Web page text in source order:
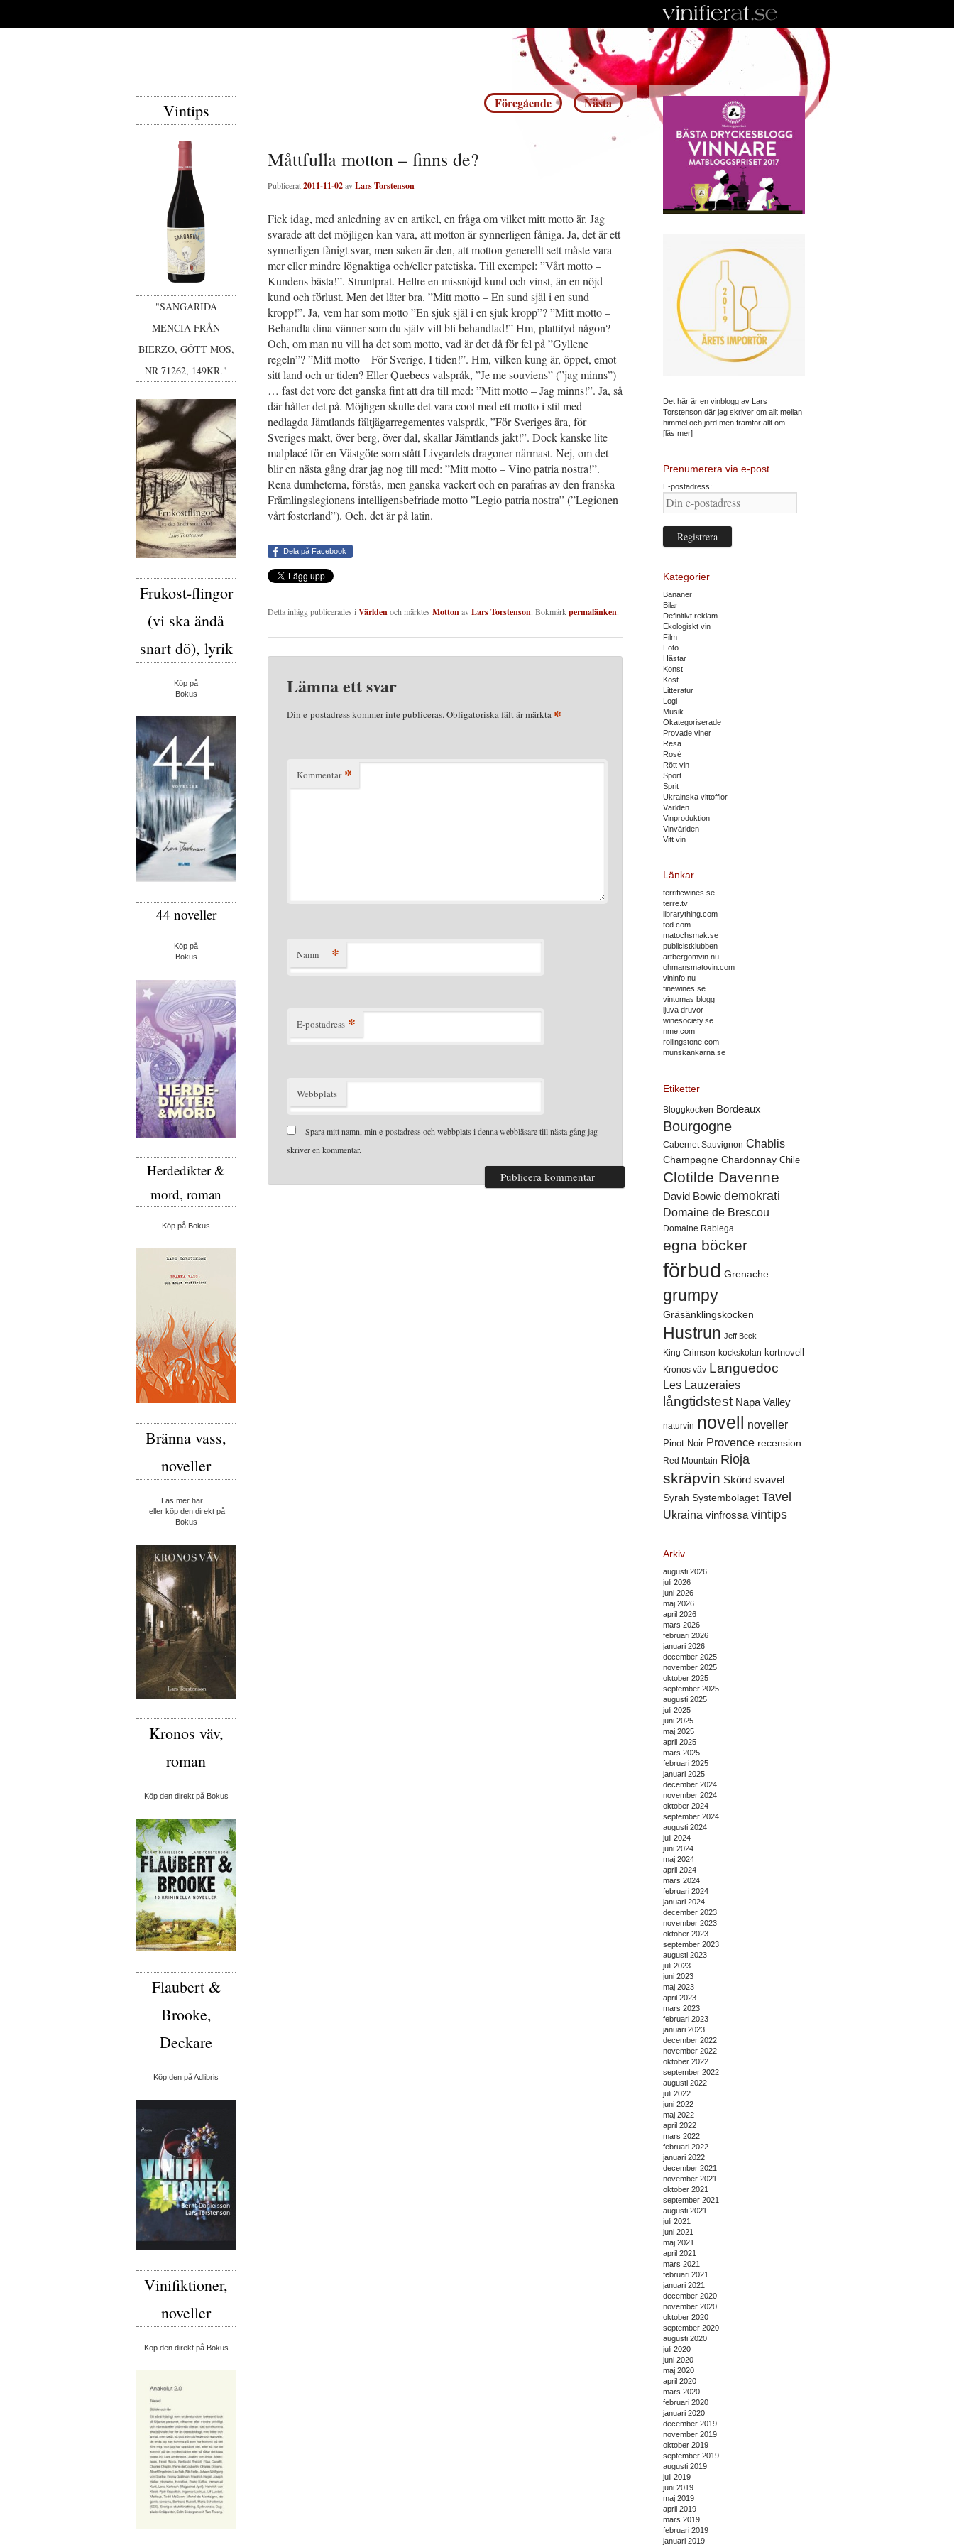
Inläggsnavigering
Föregående Nästa
Måttfulla motton – finns de?
Publicerat2011-11-02avLars Torstenson
Fick idag, med anledning av en artikel, en fråga om vilket mitt motto är. Jag
svarade att det möjligen kan vara, att motton är synnerligen fåniga. Ja, det är ett
synnerligen fånigt svar, men saken är den, att motton generellt sett måste vara
mer eller mindre lögnaktiga och/eller patetiska. Till exempel: ”Vårt motto –
Kundens bästa!”. Struntprat. Hellre en missnöjd kund och vinst, än en nöjd
kund och förlust. Men det låter bra. ”Mitt motto – En sund själ i en sund
kropp!”. Ja, vem har som motto ”En sjuk själ i en sjuk kropp”? ”Mitt motto –
Behandla dina vänner som du själv vill bli behandlad!” Hm, plattityd någon?
Och, om man nu vill ha det som motto, vad är det då för fel på ”Gyllene
regeln”? ”Mitt motto – För Sverige, I tiden!”. Hm, vilken kung är, öppet, emot
sitt land och ur tiden? Eller Quebecs valspråk, ”Je me souviens” (”jag minns”)
… fast det vore det ganska fint att dra till med: ”Mitt motto – Jag minns!”. Ja, så
där håller det på. Möjligen skulle det vara cool med ett motto i stil med
nedlagda Jämtlands fältjägarregementes valspråk, ”För Sveriges ära, för
Sveriges makt, över berg, över dal, skallar Jämtlands jakt!”. Dock kanske lite
malplacé för en Västgöte som stått Livgardets dragoner närmast. Nej, om det
blir en nästa gång drar jag nog till med: ”Mitt motto – Vino patria nostra!”.
Rena dumheterna, förstås, men ganska vackert och en parafras av den franska
Främlingslegionens intelligensbefriade motto ”Legio patria nostra” (”Legionen
vårt fosterland”). Och, det är på latin.
Dela på Facebook
Detta inlägg publicerades i Världenoch märktes MottonavLars Torstenson. Bokmärkpermalänken.
Lämna ett svar
Din e-postadress kommer inte publiceras.Obligatoriska fält är märkta *
Kommentar *
Namn *
E-postadress *
Webbplats
Spara mitt namn, min e-postadress och webbplats i denna webbläsare till nästa gång jag
skriver en kommentar.
Det här är en vinblogg av Lars
Torstenson där jag skriver om allt mellan
himmel och jord men framför allt om...
[läs mer]
Prenumerera via e-post
E-postadress:
Kategorier
Bananer
Bilar
Definitivt reklam
Ekologiskt vin
Film
Foto
Hästar
Konst
Kost
Litteratur
Logi
Musik
Okategoriserade
Provade viner
Resa
Rosé
Rött vin
Sport
Sprit
Ukrainska vittofflor
Världen
Vinproduktion
Vinvärlden
Vitt vin
Länkar
terrificwines.se
terre.tv
librarything.com
ted.com
matochsmak.se
publicistklubben
artbergomvin.nu
ohmansmatovin.com
vininfo.nu
finewines.se
vintomas blogg
ljuva druvor
winesociety.se
nme.com
rollingstone.com
munskankarna.se
Etiketter
Bloggkocken Bordeaux
Bourgogne
Cabernet Sauvignon Chablis
Champagne Chardonnay Chile
Clotilde Davenne
David Bowie demokrati
Domaine de Brescou
Domaine Rabiega
egna böcker
förbud Grenache
grumpy
Gräsänklingskocken
Hustrun Jeff Beck
King Crimson kockskolan kortnovell
Kronos väv Languedoc
Les Lauzeraies
långtidstest Napa Valley
naturvin novell noveller
Pinot Noir Provence recension
Red Mountain Rioja
skräpvin Skörd svavel
Syrah Systembolaget Tavel
Ukraina vinfrossa vintips
Arkiv
augusti 2026
juli 2026
juni 2026
maj 2026
april 2026
mars 2026
februari 2026
januari 2026
december 2025
november 2025
oktober 2025
september 2025
augusti 2025
juli 2025
juni 2025
maj 2025
april 2025
mars 2025
februari 2025
januari 2025
december 2024
november 2024
oktober 2024
september 2024
augusti 2024
juli 2024
juni 2024
maj 2024
april 2024
mars 2024
februari 2024
januari 2024
december 2023
november 2023
oktober 2023
september 2023
augusti 2023
juli 2023
juni 2023
maj 2023
april 2023
mars 2023
februari 2023
januari 2023
december 2022
november 2022
oktober 2022
september 2022
augusti 2022
juli 2022
juni 2022
maj 2022
april 2022
mars 2022
februari 2022
januari 2022
december 2021
november 2021
oktober 2021
september 2021
augusti 2021
juli 2021
juni 2021
maj 2021
april 2021
mars 2021
februari 2021
januari 2021
december 2020
november 2020
oktober 2020
september 2020
augusti 2020
juli 2020
juni 2020
maj 2020
april 2020
mars 2020
februari 2020
januari 2020
december 2019
november 2019
oktober 2019
september 2019
augusti 2019
juli 2019
juni 2019
maj 2019
april 2019
mars 2019
februari 2019
januari 2019
Vintips
"SANGARIDA
MENCIA FRÅN
BIERZO, GÔTT MOS,
NR 71262, 149KR."
Frukost-flingor
(vi ska ändå
snart dö), lyrik
Köp på
Bokus
44 noveller
Köp på
Bokus
Herdedikter &
mord, roman
Köp på Bokus
Bränna vass,
noveller
Läs mer här…
eller köp den direkt på
Bokus
Kronos väv,
roman
Köp den direkt på Bokus
Flaubert &
Brooke,
Deckare
Köp den på Adlibris
Vinifiktioner,
noveller
Köp den direkt på Bokus